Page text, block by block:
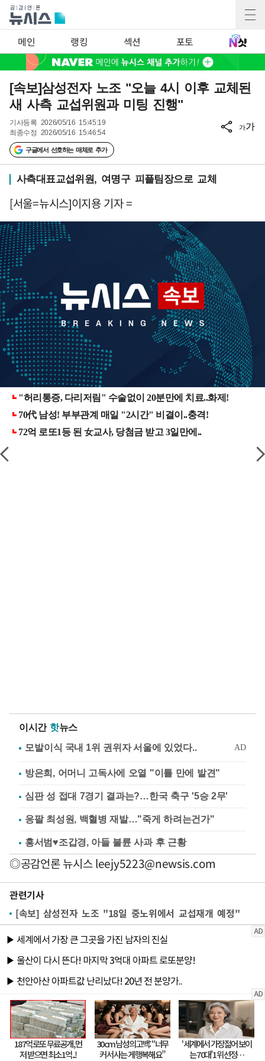
메인 랭킹 섹션 포토
[속보]삼성전자 노조 "오늘 4시 이후 교체된
새 사측 교섭위원과 미팅 진행"
기사등록 2026/05/16 15:45:19
최종수정 2026/05/16 15:46:54
구글에서 선호하는 매체로 추가
가가
사측대표교섭위원, 여명구 피플팀장으로 교체
[서울=뉴시스]이지용 기자 =
이시간 핫뉴스
방은희, 어머니 고독사에 오열 "이틀 만에 발견"
심판 성 접대 7경기 결과는?…한국 축구 '5승 2무'
응팔 최성원, 백혈병 재발…"죽게 하려는건가"
홍서범♥조갑경, 아들 불륜 사과 후 근황
◎공감언론 뉴시스leejy5223@newsis.com
관련기사
[속보] 삼성전자 노조 "18일 중노위에서 교섭재개 예정"